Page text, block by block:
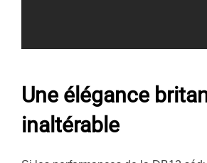
Une élégance
inaltérable